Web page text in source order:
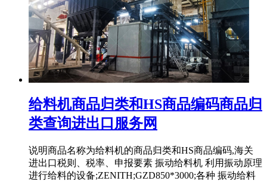
给料机商品归类和HS商品编码商品归
类查询进出口服务网
说明商品名称为给料机的商品归类和HS商品编码,海关
进出口税则、税率、申报要素 振动给料机 利用振动原理
进行给料的设备;ZENITH;GZD850*3000;各种 振动给料